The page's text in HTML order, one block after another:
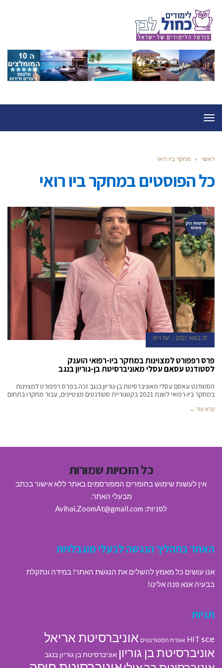
תפריט
ראשי » מחקר ביו רואי
כל הפוסטים במחקר ביו רואי
חדשות הק
מפוס
31 במאי 2021 יעל וייס
פרס רפפורט למצוינות במחקר ביו-רפואי הוענק
לסטודנט עסאם עסלי מאוניברסיטת בן-גוריון בנגב
הסטודנט עאסם עסלי מאוניברסיטת בן-גוריון בנגב זכה בפרס רפפורט למצוינות
במחקר ביו-רפואי לשנת 2021 בקטגוריית סטודנטים מצטיינים, עבור מחקרו בתחום
קרא עוד ←
כל הזכויות שמורות
אין לעשות שימוש בחומרים המפורסמים באתר ללא אישור בכתב
מבעלי האתר.
לפניות: Avihai.ZoomAt@gmail.com
האתר בתהליך הנגשה לבעלי מוגבלויות
אנו עושים כל מאמץ להשלים את הנגשת האתר! במידה ונתקלת
בבעיה אנא פנה אלינו!
תגיות
HIT sce אגודת הסטודנטים אוניברסיטת אריאל
אוניברסיטת בן גוריון אוניברסיטת בן גוריון בנגב